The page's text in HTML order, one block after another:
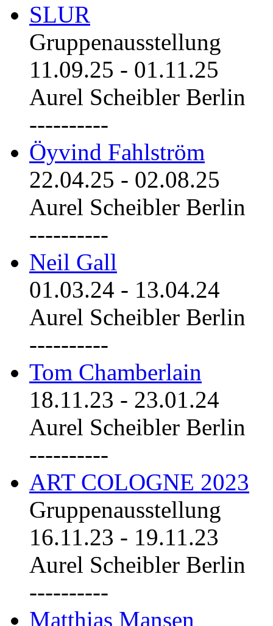
SLUR
Gruppenausstellung
11.09.25 - 01.11.25
Aurel Scheibler Berlin
----------
Öyvind Fahlström
22.04.25 - 02.08.25
Aurel Scheibler Berlin
----------
Neil Gall
01.03.24 - 13.04.24
Aurel Scheibler Berlin
----------
Tom Chamberlain
18.11.23 - 23.01.24
Aurel Scheibler Berlin
----------
ART COLOGNE 2023
Gruppenausstellung
16.11.23 - 19.11.23
Aurel Scheibler Berlin
----------
Matthias Mansen